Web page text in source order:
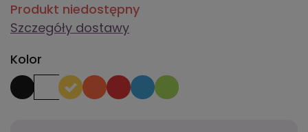
Produkt niedostępny
Szczegóły dostawy
Kolor